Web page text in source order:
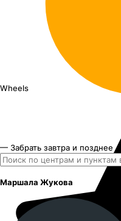
Wheels UP Up116 17"x7J PCD
— Забрать завтра и позднее
Маршала Жукова